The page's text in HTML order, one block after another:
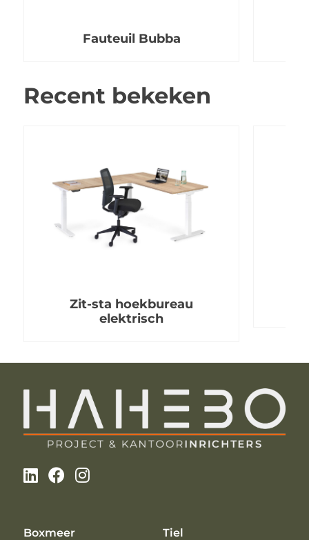
Fauteuil Bubba
Recent bekeken
Zit-sta hoekbureau
elektrisch
Boxmeer
Tiel